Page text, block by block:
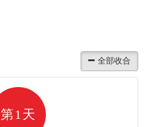
第1天